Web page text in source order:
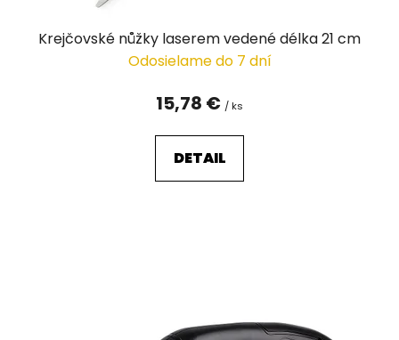
Krejčovské nůžky laserem vedené délka 21 cm
Odosielame do 7 dní
15,78 € / ks
DETAIL